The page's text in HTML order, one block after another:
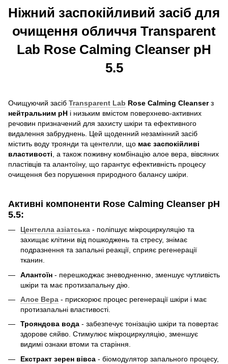
Ніжний заспокійливий засіб для
очищення обличчя Transparent
Lab Rose Calming Cleanser pH
5.5
Очищуючий засіб Transparent Lab Rose Calming Cleanserз
нейтральним pH і низьким вмістом поверхнево-активних
речовин призначений для захисту шкіри та ефективного
видалення забруднень. Цей щоденний незамінний засіб
містить воду троянди та центелли, що має заспокійливі
властивості , а також поживну комбінацію алое вера, вівсяних
пластівців та алантоїну, що гарантує ефективність процесу
очищення без порушення природного балансу шкіри.
Активні компоненти Rose Calming Cleanser pH
5.5:
Центелла азіатська - поліпшує мікроциркуляцію та
захищає клітини від пошкоджень та стресу, знімає
подразнення та запальні реакції, сприяє регенерації
тканин.
Алантоїн - перешкоджає зневодненню, зменшує чутливість
шкіри та має протизапальну дію.
Алое Вера - прискорює процес регенерації шкіри і має
протизапальні властивості.
Трояндова вода - забезпечує тонізацію шкіри та повертає
здорове сяйво. Стимулює мікроциркуляцію, зменшує
видимі ознаки втоми та старіння.
Екстракт зерен вівса - біомодулятор запального процесу,